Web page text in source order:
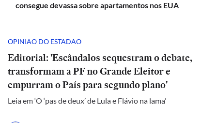
consegue devassa sobre apartamentos nos EUA
OPINIÃO DO ESTADÃO
Editorial: 'Escândalos sequestram o debate,
transformam a PF no Grande Eleitor e
empurram o País para segundo plano'
Leia em ‘O ‘pas de deux’ de Lula e Flávio na lama’